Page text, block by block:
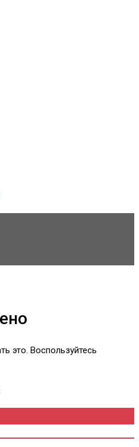
это. Воспользуйтесь